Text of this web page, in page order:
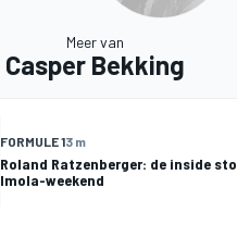
Meer van
Casper Bekking
FORMULE 13 m
Roland Ratzenberger: de inside
Imola-weekend